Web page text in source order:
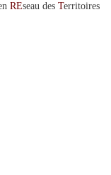
REseau des Territoires